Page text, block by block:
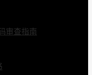
审查指南